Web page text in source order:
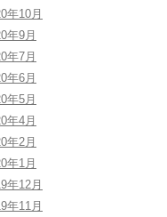
年10月
年9月
年7月
年6月
年5月
年4月
年2月
年1月
年12月
年11月